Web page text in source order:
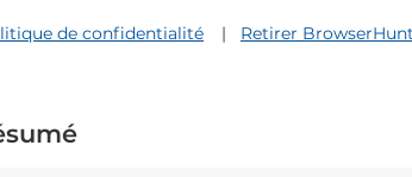
de confidentialité Retirer